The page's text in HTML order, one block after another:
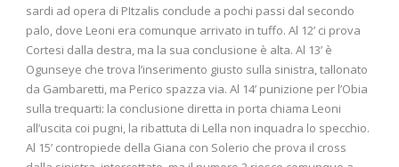
sardi ad opera di PItzalis conclude a pochi passi dal secondo
palo, dove Leoni era comunque arrivato in tuffo. Al 12’ ci prova
Cortesi dalla destra, ma la sua conclusione è alta. Al 13’ è
Ogunseye che trova l’inserimento giusto sulla sinistra, tallonato
da Gambaretti, ma Perico spazza via. Al 14’ punizione per l’Obia
sulla trequarti: la conclusione diretta in porta chiama Leoni
all’uscita coi pugni, la ribattuta di Lella non inquadra lo specchio.
Al 15’ contropiede della Giana con Solerio che prova il cross